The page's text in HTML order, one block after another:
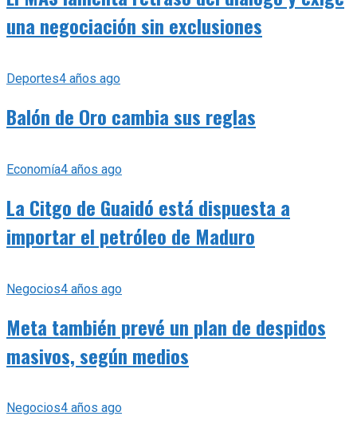
una negociación sin exclusiones
Deportes4 años ago
Balón de Oro cambia sus reglas
Economía4 años ago
La Citgo de Guaidó está dispuesta a
importar el petróleo de Maduro
Negocios4 años ago
Meta también prevé un plan de despidos
masivos, según medios
Negocios4 años ago